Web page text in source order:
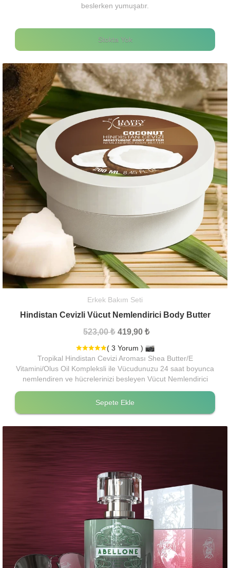
beslerken yumuşatır.
Stokta Yok
Erkek Bakım Seti
Hindistan Cevizli Vücut Nemlendirici Body Butter
523,00 ₺ 419,90 ₺
( 3 Yorum )
Tropikal Hindistan Cevizi Aroması Shea Butter/E
Vitamini/Olus Oil Kompleksli ile Vücudunuzu 24 saat boyunca
nemlendiren ve hücrelerinizi besleyen Vücut Nemlendirici
Sepete Ekle